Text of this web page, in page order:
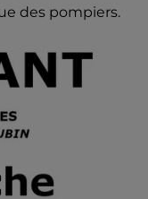
des pompiers.